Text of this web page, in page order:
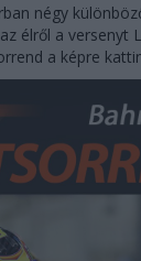
négy
élről a versenyt
a képre